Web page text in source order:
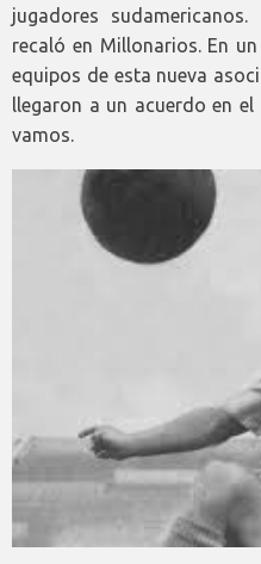
jugadores
recaló en Millonarios. En
equipos de esta nueva
llegaron a un acuerdo en
vamos.